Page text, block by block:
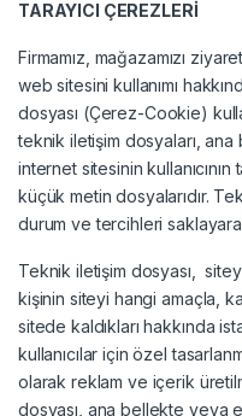
TARAYICI ÇEREZLERİ
Firmamız, mağazamızı
web sitesini kullanımı
dosyası (Çerez-Cookie)
teknik iletişim dosyaları,
internet sitesinin
küçük metin dosyalarıdır.
durum ve tercihleri saklayarak
Teknik iletişim dosyası,
kişinin siteyi hangi amaçla,
sitede kaldıkları hakkında
kullanıcılar için özel
olarak reklam ve içerik
dosyası, ana bellekte veya